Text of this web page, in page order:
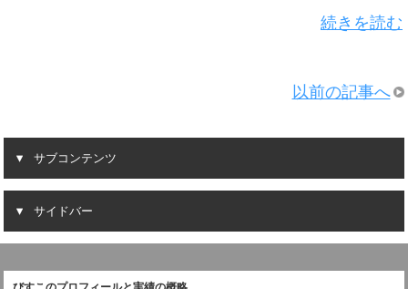
続きを読む
以前の記事へ
サブコンテンツ
サイドバー